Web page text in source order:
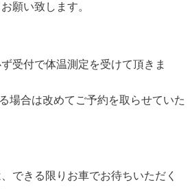
願い致します。
受付で体温測定を受けて頂きま
場合は改めてご予約を取らせていた
できる限りお車でお待ちいただく